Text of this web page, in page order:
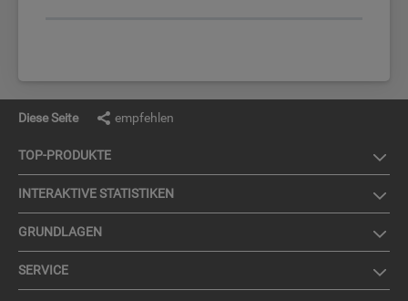
Diese Seite empfehlen
TOP-PRO­DUK­TE
IN­TER­AK­TI­VE STA­TIS­TI­KEN
GRUND­LA­GEN
SER­VICE